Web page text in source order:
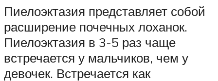
Пиелоэктазия представляет собой
расширение почечных лоханок.
Пиелоэктазия в 3-5 раз чаще
встречается у мальчиков, чем у
девочек. Встречается как